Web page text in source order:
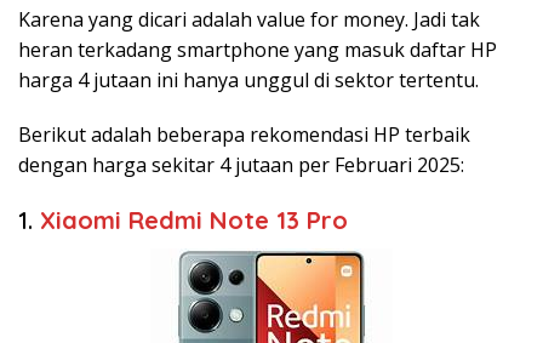
Karena yang dicari adalah value for money. Jadi tak
heran terkadang smartphone yang masuk daftar HP
harga 4 jutaan ini hanya unggul di sektor tertentu.
Berikut adalah beberapa rekomendasi HP terbaik
dengan harga sekitar 4 jutaan per Februari 2025:
1. Xiaomi Redmi Note 13 Pro